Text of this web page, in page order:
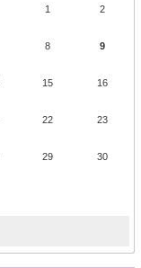
1 2
8 9
15 16
22 23
29 30